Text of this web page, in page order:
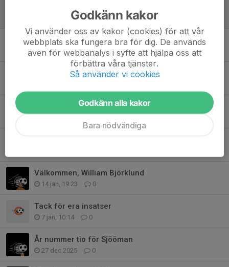
3 jul, 07:54 0
Välkommen, Ville Nilsson
18 jan, 18:49 0
Tack, Adam Larsson
Välkommen, Mustafa Shaheen
Välkommen, William Björklund
14 jan, 19:23 0
Tack för era insatser
7 jan, 10:14 0
År nummer tio för Sjööman
27 dec 2025 0
Godkänn kakor
Vi använder oss av kakor (cookies) för att vår
webbplats ska fungera bra för dig. De används
även för webbanalys i syfte att hjälpa oss att
förbättra våra tjänster.
Så använder vi cookies
Godkänn alla kakor
Bara nödvändiga